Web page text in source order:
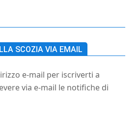
SCOZIA VIA EMAIL
e-mail per iscriverti a
via e-mail le notifiche di